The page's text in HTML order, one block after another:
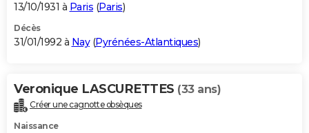
13/10/1931 à Paris (Paris)
Décès
31/01/1992 à Nay(Pyrénées-Atlantiques)
Veronique LASCURETTES (33 ans)
Créer une cagnotte obsèques
Naissance